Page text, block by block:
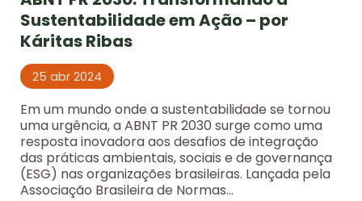
Sustentabilidade em Ação – por
Káritas Ribas
25 abr 2024
Em um mundo onde a sustentabilidade se tornou
uma urgência, a ABNT PR 2030 surge como uma
resposta inovadora aos desafios de integração
das práticas ambientais, sociais e de governança
(ESG) nas organizações brasileiras. Lançada pela
Associação Brasileira de Normas...